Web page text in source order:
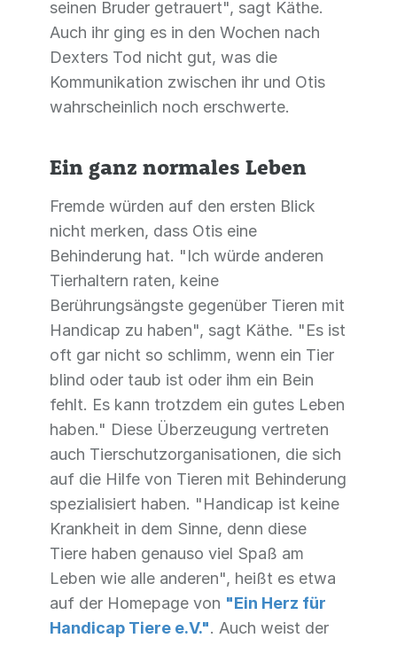
seinen Bruder getrauert", sagt Käthe.
Auch ihr ging es in den Wochen nach
Dexters Tod nicht gut, was die
Kommunikation zwischen ihr und Otis
wahrscheinlich noch erschwerte.
Ein ganz normales Leben
Fremde würden auf den ersten Blick
nicht merken, dass Otis eine
Behinderung hat. "Ich würde anderen
Tierhaltern raten, keine
Berührungsängste gegenüber Tieren mit
Handicap zu haben", sagt Käthe. "Es ist
oft gar nicht so schlimm, wenn ein Tier
blind oder taub ist oder ihm ein Bein
fehlt. Es kann trotzdem ein gutes Leben
haben." Diese Überzeugung vertreten
auch Tierschutzorganisationen, die sich
auf die Hilfe von Tieren mit Behinderung
spezialisiert haben. "Handicap ist keine
Krankheit in dem Sinne, denn diese
Tiere haben genauso viel Spaß am
Leben wie alle anderen", heißt es etwa
auf der Homepage von "Ein Herz für
Handicap Tiere e.V.". Auch weist der